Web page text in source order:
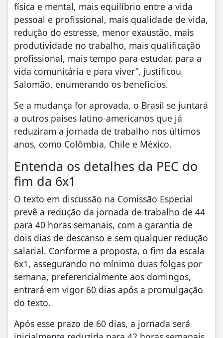
física e mental, mais equilíbrio entre a vida
pessoal e profissional, mais qualidade de vida,
redução do estresse, menor exaustão, mais
produtividade no trabalho, mais qualificação
profissional, mais tempo para estudar, para a
vida comunitária e para viver”, justificou
Salomão, enumerando os benefícios.
Se a mudança for aprovada, o Brasil se juntará
a outros países latino-americanos que já
reduziram a jornada de trabalho nos últimos
anos, como Colômbia, Chile e México.
Entenda os detalhes da PEC do
fim da 6x1
O texto em discussão na Comissão Especial
prevê a redução da jornada de trabalho de 44
para 40 horas semanais, com a garantia de
dois dias de descanso e sem qualquer redução
salarial. Conforme a proposta, o fim da escala
6x1, assegurando no mínimo duas folgas por
semana, preferencialmente aos domingos,
entrará em vigor 60 dias após a promulgação
do texto.
Após esse prazo de 60 dias, a jornada será